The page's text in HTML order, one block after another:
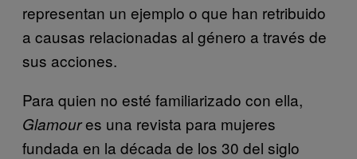
representan un ejemplo o que han retribuido
a causas relacionadas al género a través de
sus acciones.
Para quien no esté familiarizado con ella,
Glamoures una revista para mujeres
fundada en la década de los 30 del siglo